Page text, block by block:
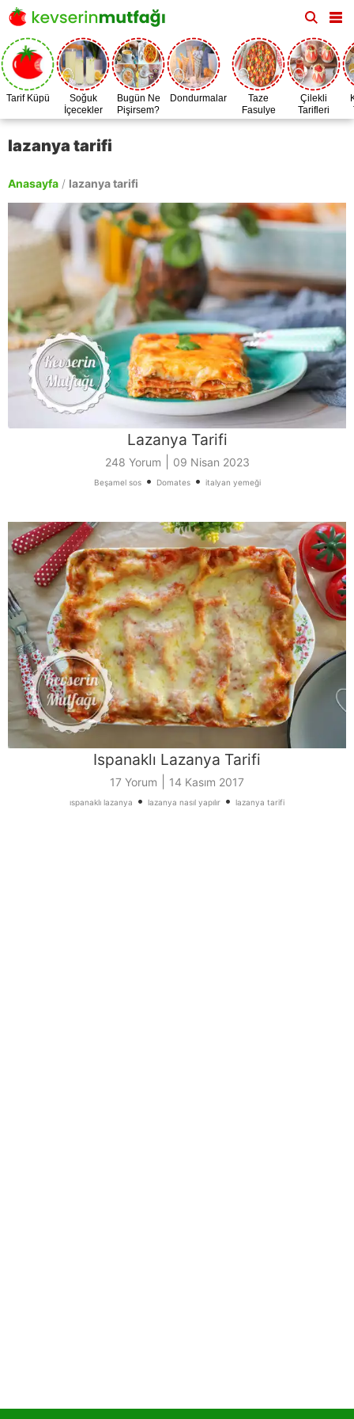
Tarif Küpü
Soğuk
İçecekler
Bugün Ne
Pişirsem?
Dondurmalar
Taze
Fasulye
Zamanı
Çilekli
Tarifleri
lazanya tarifi
Anasayfa / lazanya tarifi
Lazanya Tarifi
248 Yorum 09 Nisan 2023
Beşamel sos• Domates• italyan yemeği
Ispanaklı Lazanya Tarifi
17 Yorum 14 Kasım 2017
ıspanaklı lazanya • lazanya nasıl yapılır • lazanya tarifi